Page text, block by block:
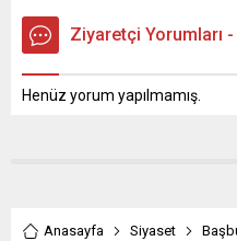
Ziyaretçi Yorumları
Henüz yorum yapılmamış.
Anasayfa Siyaset